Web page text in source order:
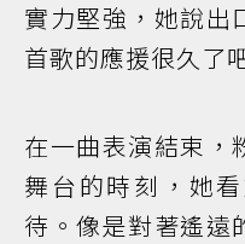
實力堅強，她說出
首歌的應援很久了
在一曲表演結束，
舞台的時刻，她
待。像是對著遙遠